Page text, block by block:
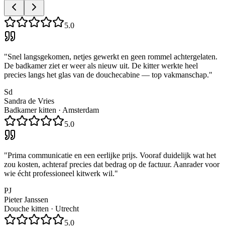
5.0
"Snel langsgekomen, netjes gewerkt en geen rommel achtergelaten.
De badkamer ziet er weer als nieuw uit. De kitter werkte heel
precies langs het glas van de douchecabine — top vakmanschap."
Sd
Sandra de Vries
Badkamer kitten · Amsterdam
5.0
"Prima communicatie en een eerlijke prijs. Vooraf duidelijk wat het
zou kosten, achteraf precies dat bedrag op de factuur. Aanrader voor
wie écht professioneel kitwerk wil."
PJ
Pieter Janssen
Douche kitten · Utrecht
5.0